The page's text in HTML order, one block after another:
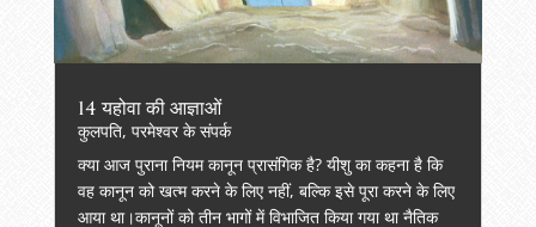
14 यहोवा की आज्ञाओं
कुलपति, परमेश्वर के संपर्क
क्या आज पुराना नियम कानून प्रासंगिक है? यीशु का कहना है कि
वह कानून को खत्म करने के लिए नहीं, बल्कि इसे पूरा करने के लिए
आया था।कानूनों को तीन भागों में विभाजित किया गया था नैतिक